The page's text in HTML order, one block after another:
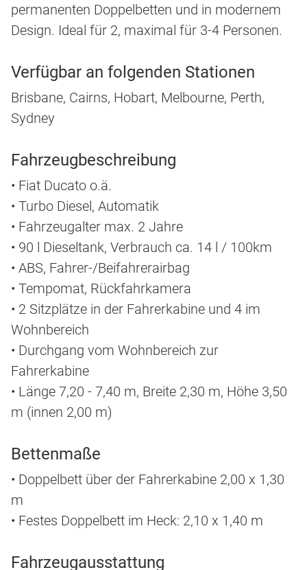
permanenten Doppelbetten und in modernem
Design. Ideal für 2, maximal für 3-4 Personen.
Verfügbar an folgenden Stationen
Brisbane, Cairns, Hobart, Melbourne, Perth,
Sydney
Fahrzeugbeschreibung
• Fiat Ducato o.ä.
• Turbo Diesel, Automatik
• Fahrzeugalter max. 2 Jahre
• 90 l Dieseltank, Verbrauch ca. 14 l / 100km
• ABS, Fahrer-/Beifahrerairbag
• Tempomat, Rückfahrkamera
• 2 Sitzplätze in der Fahrerkabine und 4 im
Wohnbereich
• Durchgang vom Wohnbereich zur
Fahrerkabine
• Länge 7,20 - 7,40 m, Breite 2,30 m, Höhe 3,50
m (innen 2,00 m)
Bettenmaße
• Doppelbett über der Fahrerkabine 2,00 x 1,30
m
• Festes Doppelbett im Heck: 2,10 x 1,40 m
Fahrzeugausstattung